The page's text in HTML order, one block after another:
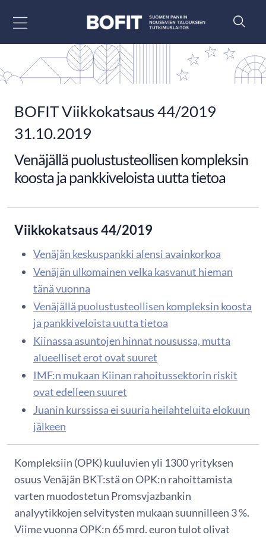
BOFIT Viikkokatsaus 44/2019
31.10.2019
Venäjällä puolustusteollisen kompleksin
koosta ja pankkiveloista uutta tietoa
Viikkokatsaus 44/2019
Venäjän keskuspankki alensi avainkorkoa
Venäjän ulkomainen velka kasvanut hieman
tänä vuonna
Venäjällä puolustusteollisen kompleksin koosta
ja pankkiveloista uutta tietoa
Kiinassa asuntojen hinnat nousussa, mutta
alueelliset erot ovat suuret
IMF:n mukaan Kiinan rahoitussektorin riskit
ovat edelleen suuret
Juanin kurssissa ei suuria heilahteluita elokuun
jälkeen
Kompleksiin (OPK) kuuluvien yli 1300 yrityksen
osuus Venäjän BKT:stä on OPK:n rahoittamista
varten muodostetun Promsvjazbankin
analyytikkojen selvitysten mukaan suunnilleen 3 %.
Viime vuonna OPK:n 65 mrd. euron tulot olivat